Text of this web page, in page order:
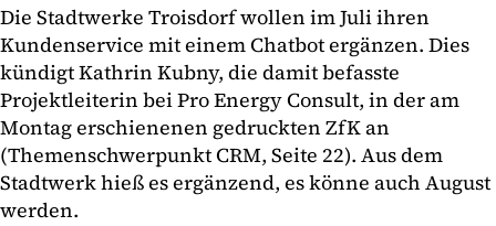
Die Stadtwerke Troisdorf wollen im Juli ihren
Kundenservice mit einem Chatbot ergänzen. Dies
kündigt Kathrin Kubny, die damit befasste
Projektleiterin bei Pro Energy Consult, in der am
Montag erschienenen gedruckten ZfK an
(Themenschwerpunkt CRM, Seite 22). Aus dem
Stadtwerk hieß es ergänzend, es könne auch August
werden.